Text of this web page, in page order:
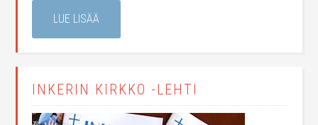
LUE LISÄÄ
INKERIN KIRKKO -LEHTI